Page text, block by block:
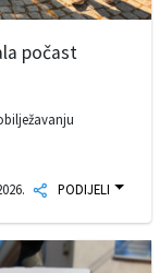
počast
PODIJELI